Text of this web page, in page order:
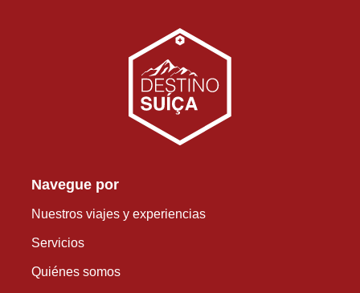
Navegue por
Nuestros viajes y experiencias
Servicios
Quiénes somos